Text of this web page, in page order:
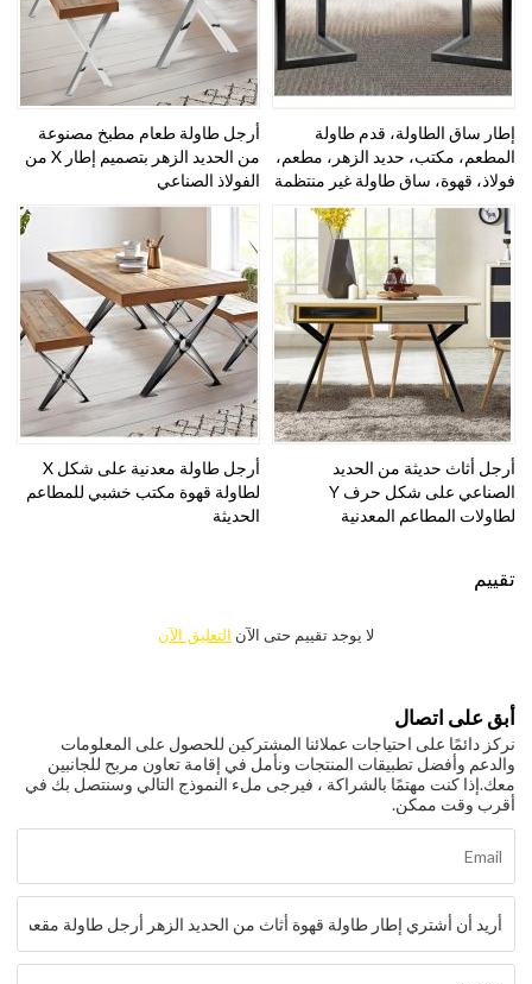
إطار ساق الطاولة، قدم طاولة
المطعم، مكتب، حديد الزهر، مطعم،
فولاذ، قهوة، ساق طاولة غير منتظمة
أرجل طاولة طعام مطبخ مصنوعة
من الحديد الزهر بتصميم إطار X من
الفولاذ الصناعي
أرجل أثاث حديثة من الحديد
الصناعي على شكل حرف Y
لطاولات المطاعم المعدنية
أرجل طاولة معدنية على شكل X
لطاولة قهوة مكتب خشبي للمطاعم
الحديثة
تقييم
لا يوجد تقييم حتى الآن التعليق الآن
أبق على اتصال
نركز دائمًا على احتياجات عملائنا المشتركين للحصول على المعلومات
والدعم وأفضل تطبيقات المنتجات ونأمل في إقامة تعاون مربح للجانبين
معك.إذا كنت مهتمًا بالشراكة ، فيرجى ملء النموذج التالي وسنتصل بك في
أقرب وقت ممكن.